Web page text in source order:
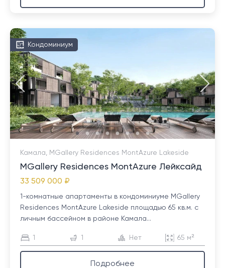
Кондоминиум
Камала, MGallery Residences MontAzure Lakeside
MGallery Residences MontAzure Лейксайд
33 509 000 ₽
1-комнатные апартаменты в кондоминиуме MGallery
Residences MontAzure Lakeside площадью 65 кв.м. с
личным бассейном в районе Камала...
1 1 Нет 65 м²
Подробнее